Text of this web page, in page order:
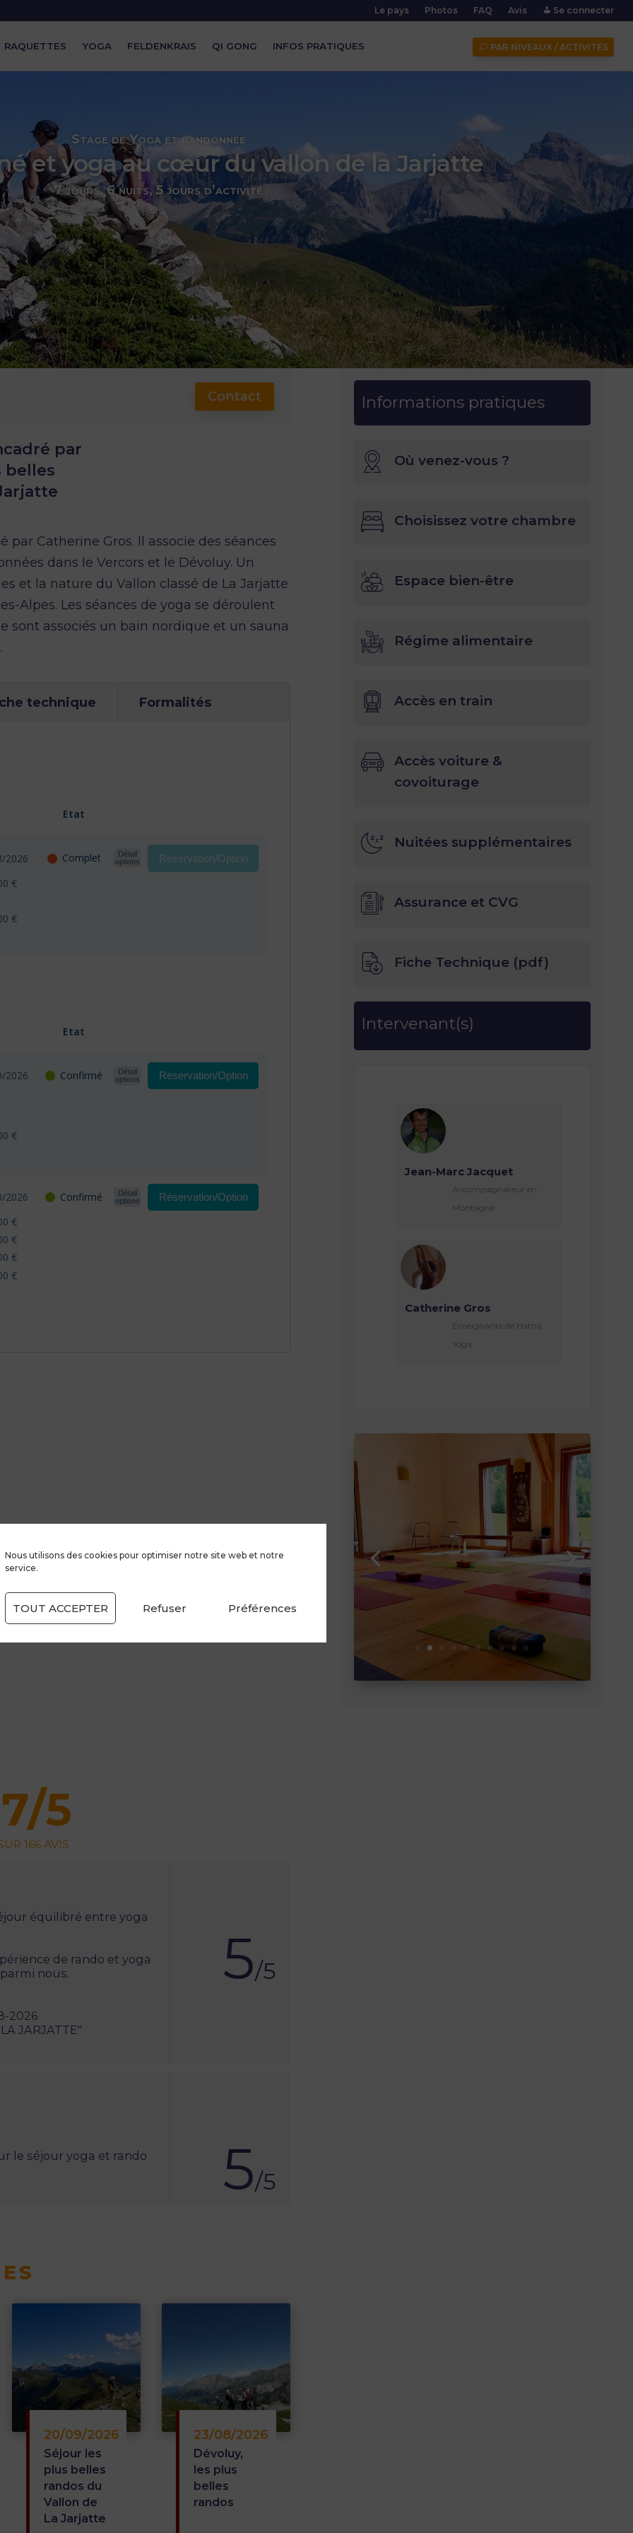
Nous utilisons des cookies pour optimiser notre site web et notre
service.
TOUT ACCEPTER Refuser Préférences
Le pays Photos FAQ Avis Se connecter
RAQUETTES YOGA FELDENKRAIS QI GONG INFOS PRATIQUES PAR NIVEAUX / ACTIVITÉS
Stage de Yoga et randonnée
et yoga au cœur du vallon de la Jarjatte
7 jours, 6 nuits, 5 jours d’activité
Contact
par
belles
Catherine Gros. Il associe des séances
dans le Vercors et le Dévoluy. Un
et la nature du Vallon classé de La Jarjatte
Alpes. Les séances de yoga se déroulent
sont associés un bain nordique et un sauna
technique Formalités
Informations pratiques
Où venez-vous ?
Choisissez votre chambre
Espace bien-être
Régime alimentaire
Accès en train
Accès voiture &
covoiturage
Nuitées supplémentaires
Assurance et CVG
Fiche Technique (pdf)
Intervenant(s)
Jean-Marc Jacquet
Accompagnateur en
Montagne
Catherine Gros
Enseignante de Hatha
Yoga
5
166 AVIS
équilibré entre yoga
de rando et yoga
nous.
2026
JARJATTE"
5/5
le séjour yoga et rando
5/5
animateurs sont au top
est parfait. Nous
marche et yoga
recommandons ce
vis de votre expérience
de vous revoir dans le
JARJATTE"
5/5
20/09/2026
Séjour les
plus belles
randos du
Vallon de
La Jarjatte
23/08/2026
Dévoluy,
les plus
belles
randos